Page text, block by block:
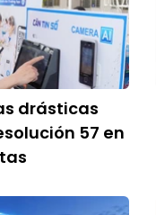
drásticas
57 en